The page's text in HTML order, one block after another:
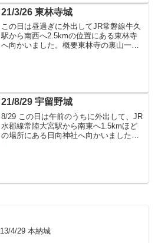
21/3/26 東林寺城
この日は昼過ぎに外出してJR常磐線牛久
駅から南西へ2.5kmの位置にある東林寺
へ向かいました。概要東林寺の裏山一帯
21/8/29 宇留野城
8/29 この日は午前のうちに外出して、JR
水郡線常陸大宮駅から南東へ1.5kmほど
の場所にある日向神社へ向かいました。
13/4/29 本納城